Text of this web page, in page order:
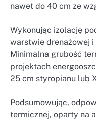
nawet do 40 cm ze
Wykonując izolację
warstwie drenażowej
Minimalna grubość
projektach
25 cm styropianu lub
Podsumowując,
termicznej, oparty na